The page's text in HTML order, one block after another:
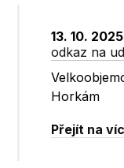
13. 10.
odkaz na
Horkám
Přejít na